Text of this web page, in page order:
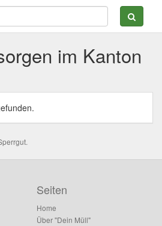
im Kanton
Seiten
Home
Über "Dein Müll"